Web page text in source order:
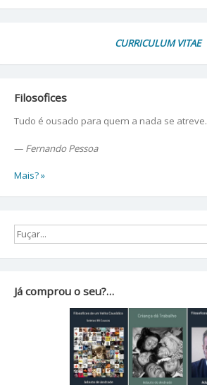
CURRICULUM VITAE
Filosofices
Tudo é ousado para quem a nada se atreve.
— Fernando Pessoa
Mais? »
Já comprou o seu?…